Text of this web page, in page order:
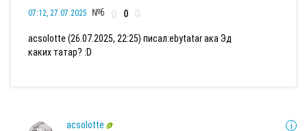
07:12, 27.07.2025 №6 0
acsolotte (26.07.2025, 22:25) писал:ebytatar ака Эд
каких татар? :D
acsolotte